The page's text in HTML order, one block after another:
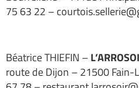
75 63 22 –
Béatrice THIEFIN –
route de Dijon – 21500